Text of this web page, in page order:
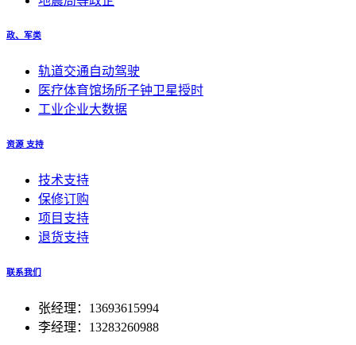
政、军类
轨道交通自动驾驶
医疗体育馆场所子钟卫星授时
工业企业大数据
资源 支持
技术支持
保修订购
项目支持
退货支持
联系我们
张经理：13693615994
李经理：13283260988